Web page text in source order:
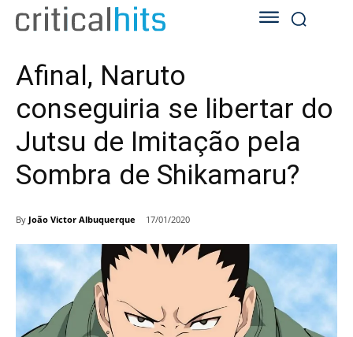
Afinal, Naruto
conseguiria se libertar do
Jutsu de Imitação pela
Sombra de Shikamaru?
By João Victor Albuquerque 17/01/2020